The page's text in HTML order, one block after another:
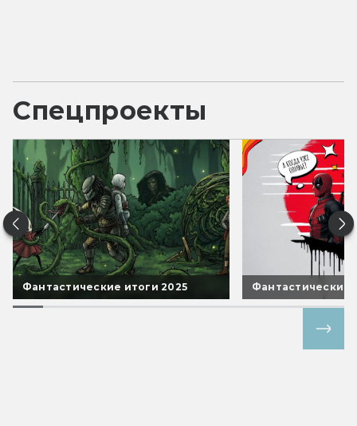
Спецпроекты
Фантастические итоги 2025 Фантастические